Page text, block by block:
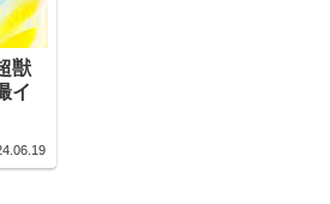
獣
イ